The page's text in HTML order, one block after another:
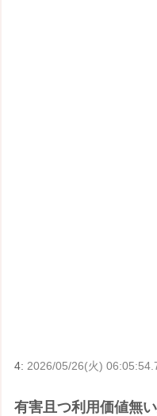
4:2026/05/26(火)
有害且つ利用価値無